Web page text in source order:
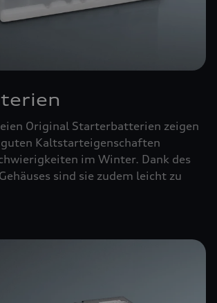
Original Starterbatterien zeigen
Kaltstarteigenschaften
im Winter. Dank des
sind sie zudem leicht zu